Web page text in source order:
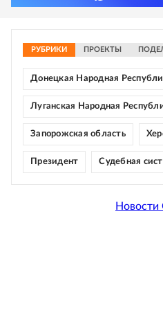
РУБРИКИ ПРОЕКТЫ
Донецкая Народная
Луганская Народная
Запорожская область
Президент Судебная